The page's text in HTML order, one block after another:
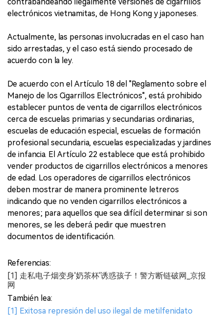
electrónicos vietnamitas, de Hong Kong y japoneses.
Actualmente, las personas involucradas en el caso han
sido arrestadas, y el caso está siendo procesado de
acuerdo con la ley.
De acuerdo con el Artículo 18 del "Reglamento sobre el
Manejo de los Cigarrillos Electrónicos", está prohibido
establecer puntos de venta de cigarrillos electrónicos
cerca de escuelas primarias y secundarias ordinarias,
escuelas de educación especial, escuelas de formación
profesional secundaria, escuelas especializadas y jardines
de infancia. El Artículo 22 establece que está prohibido
vender productos de cigarrillos electrónicos a menores
de edad. Los operadores de cigarrillos electrónicos
deben mostrar de manera prominente letreros
indicando que no venden cigarrillos electrónicos a
menores; para aquellos que sea difícil determinar si son
menores, se les deberá pedir que muestren
documentos de identificación.
Referencias:
[1] 走私电子烟变身'奶茶杯'诱惑孩子！警方断链破网_京报
网
También lea:
[1] Exitosa represión del uso ilegal de metilfenidato